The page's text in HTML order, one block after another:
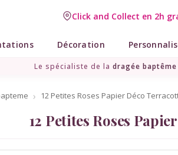
Click and Collect en 2h gratuit !
Livraison point relais
Décoration
Le spécialiste de la dragée baptême
12 Petites Roses Papier Déco
12 Petites Roses